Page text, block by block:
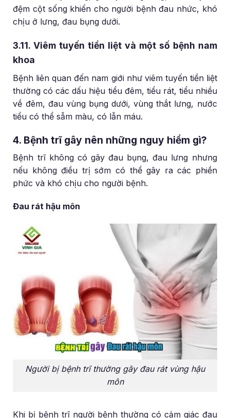
đệm cột sống khiến cho người bệnh đau nhức, khó
chịu ở lưng, đau bụng dưới.
3.11. Viêm tuyến tiền liệt và một số bệnh nam
khoa
Bệnh liên quan đến nam giới như viêm tuyến tiền liệt
thường có các dấu hiệu tiểu đêm, tiểu rát, tiểu nhiều
về đêm, đau vùng bụng dưới, vùng thắt lưng, nước
tiểu có thể sẫm màu, có lẫn máu.
4. Bệnh trĩ gây nên những nguy hiểm gì?
Bệnh trĩ không có gây đau bụng, đau lưng nhưng
nếu không điều trị sớm có thể gây ra các phiền
phức và khó chịu cho người bệnh.
Đau rát hậu môn
Người bị bệnh trĩ thường gây đau rát vùng hậu
môn
Khi bị bệnh trĩ người bệnh thường có cảm giác đau